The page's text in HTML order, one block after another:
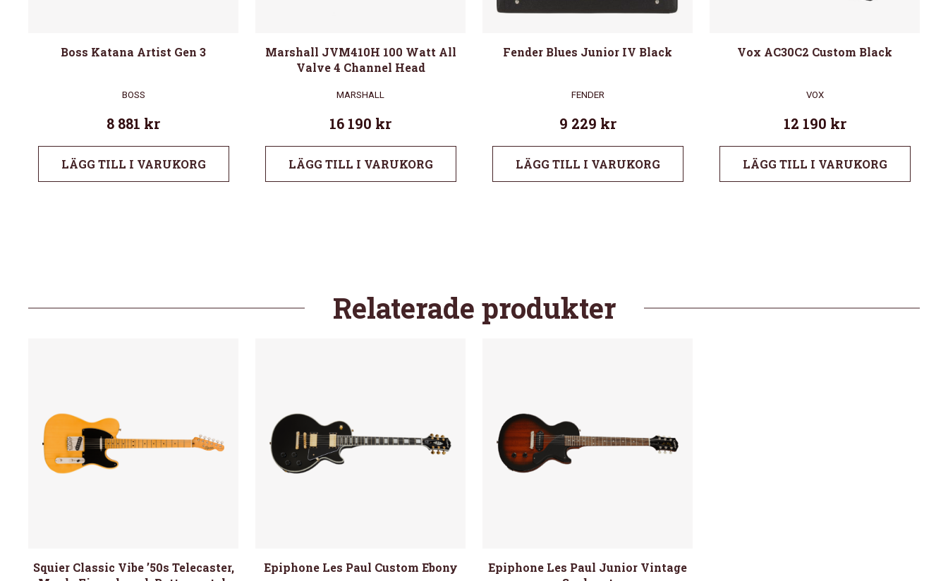
Boss Katana Artist Gen 3
BOSS
8 881 kr
LÄGG TILL I VARUKORG
Marshall JVM410H 100 Watt All
Valve 4 Channel Head
MARSHALL
16 190 kr
LÄGG TILL I VARUKORG
Fender Blues Junior IV Black
FENDER
9 229 kr
LÄGG TILL I VARUKORG
Vox AC30C2 Custom Black
VOX
12 190 kr
LÄGG TILL I VARUKORG
Relaterade produkter
Squier Classic Vibe ’50s Telecaster,
Epiphone Les Paul Custom Ebony
Epiphone Les Paul Junior Vintage